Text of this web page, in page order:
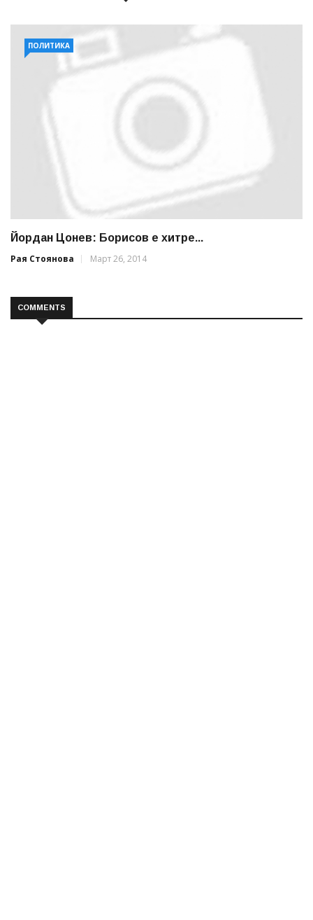
ПОЛИТИКА
Йордан Цонев: Борисов е хитре...
Рая Стоянова
Март 26, 2014
COMMENTS